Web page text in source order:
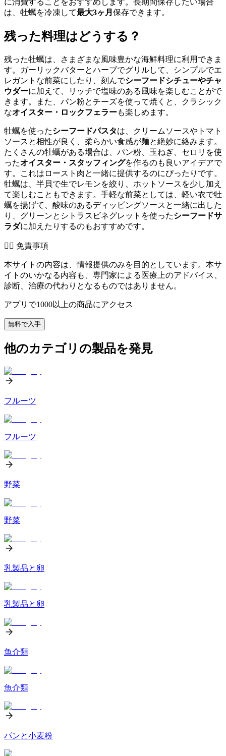
に消費することをおすすめします。長期間保存したい場合
は、牡蠣を冷凍して最大3ヶ月 保存できます。
残った料理はどうする？
残った牡蠣は、さまざまな風味豊かな海鮮料理に利用できま
す。ガーリックバターとハーブでグリルして、シンプルでエ
レガントな前菜にしたり、刻んでシーフードシチューやチャ
ウダーに加えて、リッチで塩味のある風味を楽しむことがで
きます。また、パン粉とチーズを使って焼くと、クラシック
なオイスター・ロックフェラーも楽しめます。
牡蠣を使ったシーフードパスタは、クリームソースやトマト
ソースと相性が良く、柔らかい食感が麺と絶妙に絡みます。
たくさんの牡蠣がある場合は、パン粉、玉ねぎ、セロリを使
ったオイスター・スタッフィングを作るのも良いアイデアで
す。これはロースト肉と一緒に提供するのにぴったりです。
牡蠣は、半貝で生でレモンを絞り、ホットソースを少し加え
て楽しむこともできます。手軽な前菜としては、軽い衣で牡
蠣を揚げて、酸味のあるディッピングソースと一緒に出した
り、グリーンとシトラスビネグレットを使ったシーフードサ
ラダに加えたりするのもおすすめです。
👨‍⚕️️ 免責事項
本サイトの内容は、情報提供のみを目的としています。本サ
イトのいかなる内容も、専門家による医療上のアドバイス、
診断、治療の代わりとなるものではありません。
アプリで1000以上の商品にアクセス
無料で入手
他のカテゴリの製品を発見
フルーツ
フルーツ
野菜
野菜
乳製品と卵
乳製品と卵
魚介類
魚介類
パンと小麦粉